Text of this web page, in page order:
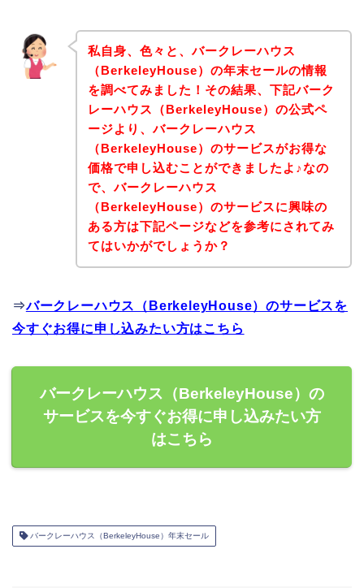
私自身、色々と、バークレーハウス
（BerkeleyHouse）の年末セールの情報
を調べてみました！その結果、下記バーク
レーハウス（BerkeleyHouse）の公式ペ
ージより、バークレーハウス
（BerkeleyHouse）のサービスがお得な
価格で申し込むことができましたよ♪なの
で、バークレーハウス
（BerkeleyHouse）のサービスに興味の
ある方は下記ページなどを参考にされてみ
てはいかがでしょうか？
⇒バークレーハウス（BerkeleyHouse）のサービスを
今すぐお得に申し込みたい方はこちら
バークレーハウス（BerkeleyHouse）の
サービスを今すぐお得に申し込みたい方
はこちら
バークレーハウス（BerkeleyHouse）年末セール